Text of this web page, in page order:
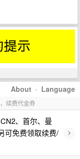
About · Language
续费代金券
、首尔、曼
可免费领取续费/
›